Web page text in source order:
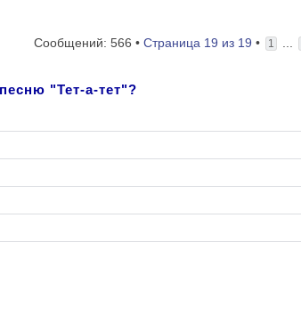
Сообщений: 566 • Страница 19 из 19 • 1 ...
"Тет-а-тет"?